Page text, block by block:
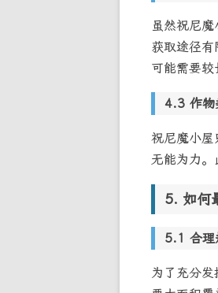
虽然祝尼
获取途径
可能需要较
作物
祝尼魔小屋
无能为力。
如何
合理
为了充分